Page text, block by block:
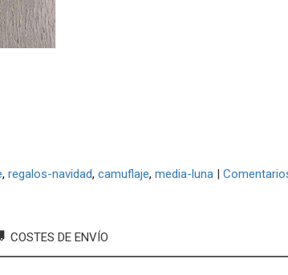
regalos-navidad camuflaje media-luna |
COSTES DE ENVÍO